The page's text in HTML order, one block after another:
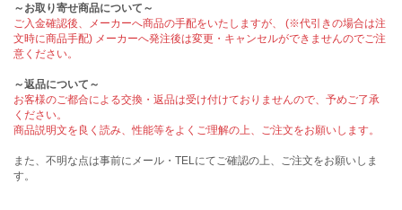
～お取り寄せ商品について～
ご入金確認後、メーカーへ商品の手配をいたしますが、 (※代引きの場合は注
文時に商品手配) メーカーへ発注後は変更・キャンセルができませんのでご注
意ください。
～返品について～
お客様のご都合による交換・返品は受け付けておりませんので、予めご了承
ください。
商品説明文を良く読み、性能等をよくご理解の上、ご注文をお願いします。
また、不明な点は事前にメール・TELにてご確認の上、ご注文をお願いしま
す。